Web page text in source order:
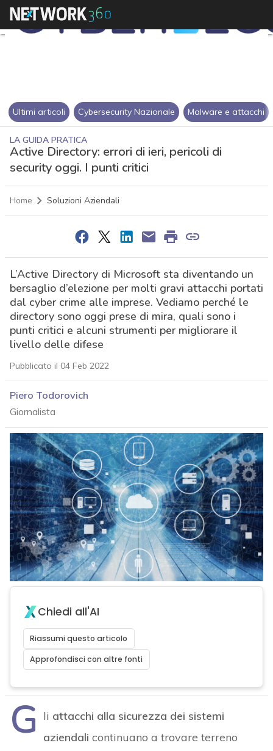
Ultimi articoli Cybersecurity Nazionale Malware e attacchi
LA GUIDA PRATICA
Active Directory: errori di ieri, pericoli di
security oggi. I punti critici
Home Soluzioni Aziendali
L’Active Directory di Microsoft sta diventando un
bersaglio d’elezione per molti gravi attacchi portati
dal cyber crime alle imprese. Vediamo perché le
directory sono oggi prese di mira, quali sono i
punti critici e alcuni strumenti per migliorare il
livello delle difese
Pubblicato il 04 Feb 2022
Piero Todorovich
Giornalista
Chiedi all'AI
Riassumi questo articolo
Approfondisci con altre fonti
G li attacchi alla sicurezza dei sistemi
aziendali continuano a trovare terreno